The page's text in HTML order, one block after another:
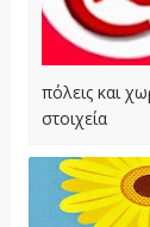
πόλεις και
στοιχεία